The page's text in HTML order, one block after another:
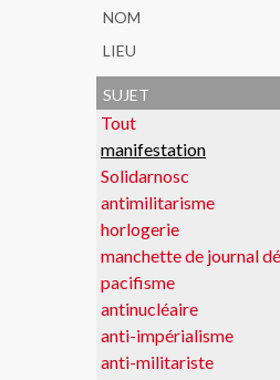
nom
lieu
sujet
Tout
manifestation
Solidarnosc
antimilitarisme
horlogerie
manchette de journal
pacifisme
antinucléaire
anti-impérialisme
anti-militariste